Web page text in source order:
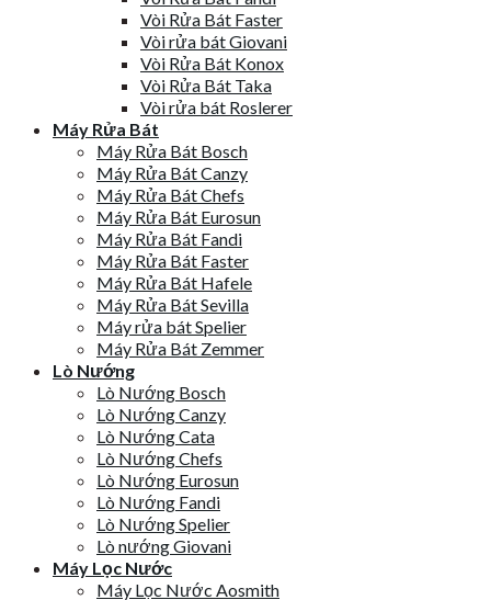
Vòi Rửa Bát Faster
Vòi rửa bát Giovani
Vòi Rửa Bát Konox
Vòi Rửa Bát Taka
Vòi rửa bát Roslerer
Máy Rửa Bát
Máy Rửa Bát Bosch
Máy Rửa Bát Canzy
Máy Rửa Bát Chefs
Máy Rửa Bát Eurosun
Máy Rửa Bát Fandi
Máy Rửa Bát Faster
Máy Rửa Bát Hafele
Máy Rửa Bát Sevilla
Máy rửa bát Spelier
Máy Rửa Bát Zemmer
Lò Nướng
Lò Nướng Bosch
Lò Nướng Canzy
Lò Nướng Cata
Lò Nướng Chefs
Lò Nướng Eurosun
Lò Nướng Fandi
Lò Nướng Spelier
Lò nướng Giovani
Máy Lọc Nước
Máy Lọc Nước Aosmith